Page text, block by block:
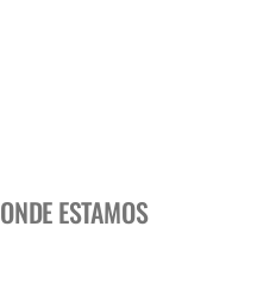
ONDE ESTAMOS